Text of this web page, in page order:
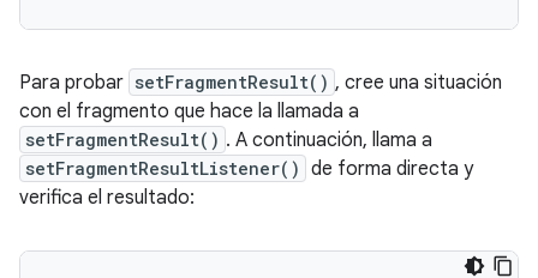
Para probar setFragmentResult() , cree una situación
con el fragmento que hace la llamada a
setFragmentResult() . A continuación, llama a
setFragmentResultListener() de forma directa y
verifica el resultado: